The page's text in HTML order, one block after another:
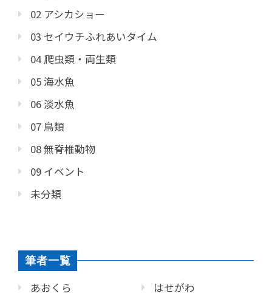
02 アシカショー
03 セイウチふれあいタイム
04 爬虫類・両生類
05 海水魚
06 淡水魚
07 鳥類
08 無脊椎動物
09 イベント
未分類
筆者一覧
あおくら
はせがわ